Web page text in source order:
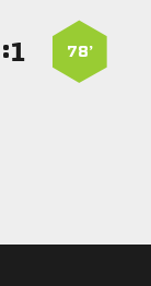
78’
: